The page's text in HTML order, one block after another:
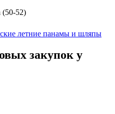
(50-52)
летние панамы и шляпы
закупок у